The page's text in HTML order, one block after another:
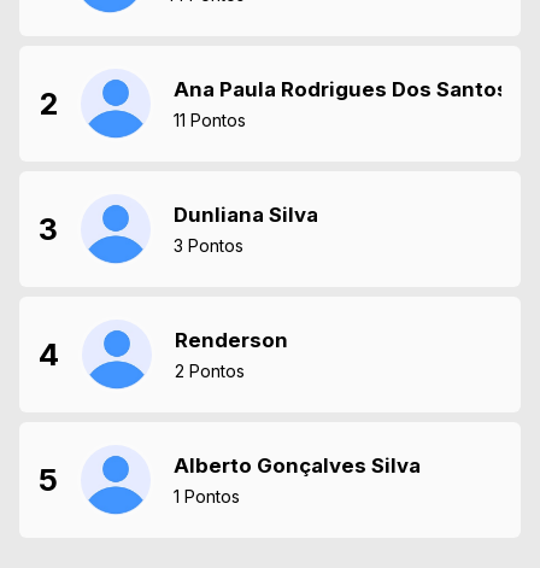
2 Ana Paula Rodrigues Dos Santos
11 Pontos
3 Dunliana Silva
3 Pontos
4 Renderson
2 Pontos
5 Alberto Gonçalves Silva
1 Pontos